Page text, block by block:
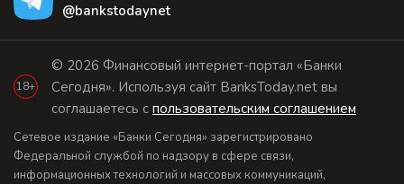
@bankstodaynet
18+
© 2026 Финансовый интернет-портал «Банки
Сегодня». Используя сайт BanksToday.net вы
соглашаетесь с пользовательским соглашением
Сетевое издание «Банки Сегодня» зарегистрировано
Федеральной службой по надзору в сфере связи,
информационных технологий и массовых коммуникаций,